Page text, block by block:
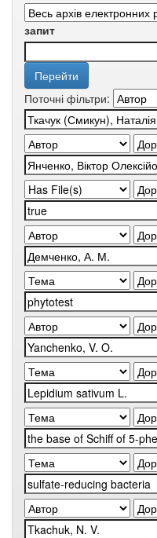
запит
Поточні фільтри: